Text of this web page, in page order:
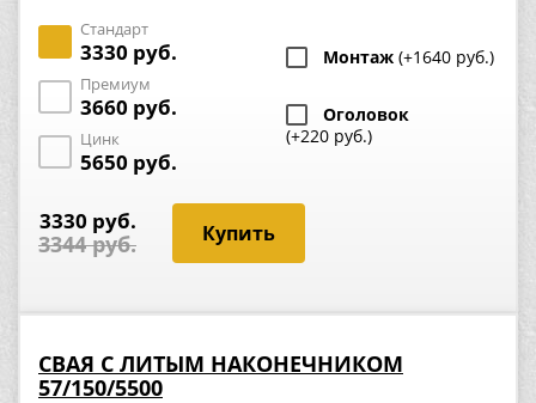
Стандарт
3330 руб.
Премиум
3660 руб.
Цинк
5650 руб.
Монтаж (+1640 руб.)
Оголовок
(+220 руб.)
3330 руб.
3344 руб.
СВАЯ С ЛИТЫМ НАКОНЕЧНИКОМ
57/150/5500